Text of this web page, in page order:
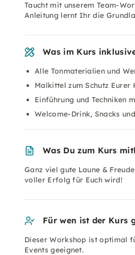
Taucht mit unserem Team-
Anleitung lernt Ihr die
Was im Kurs
Alle Tonmaterialien und
Malkittel zum Schutz Eurer
Einführung und Techniken
Welcome-Drink, Snacks
Was Du zum Kurs
Ganz viel gute Laune &
voller Erfolg für Euch wird!
Für wen ist der Kurs
Dieser Workshop ist optimal
Events geeignet.